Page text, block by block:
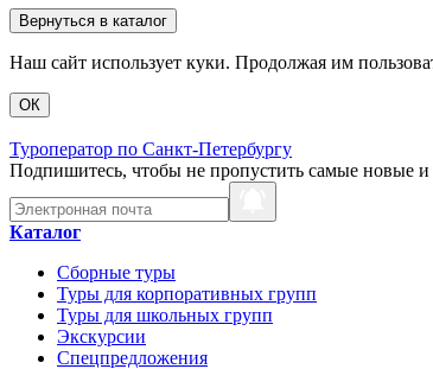
Вернуться в каталог
Наш сайт использует куки. Продолжая им
ОК
Туроператор по Санкт-Петербургу
Подпишитесь, чтобы не пропустить самые новые
Каталог
Сборные туры
Туры для корпоративных групп
Туры для школьных групп
Экскурсии
Спецпредложения